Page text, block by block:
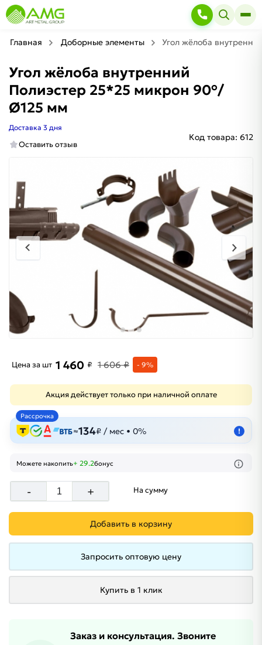
Главная Доборные элементы Угол жёлоба
Угол жёлоба внутренний
Полиэстер 25*25 микрон 90°/
Ø125 мм
Доставка 3 дня
Оставить отзыв
Код товара: 612
Цена за шт 1 460 ₽ 1 606 ₽ - 9%
Акция действует только при наличной оплате
Рассрочка
≈134₽ / мес • 0% !
Можете накопить+ 29.2бонус
- + На сумму
Добавить в корзину
Запросить оптовую цену
Купить в 1 клик
Заказ и консультация. Звоните